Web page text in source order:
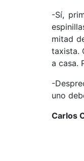
-Sí,
mitad
taxista.
a casa.
-
uno
Carlos